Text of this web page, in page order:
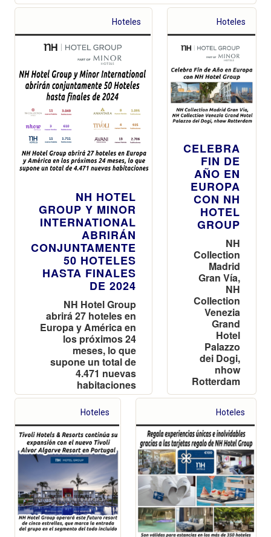
Hoteles
NH HOTEL
GROUP Y MINOR
INTERNATIONAL
ABRIRÁN
CONJUNTAMENTE
50 HOTELES
HASTA FINALES
DE 2024
NH Hotel Group
abrirá 27 hoteles en
Europa y América en
los próximos 24
meses, lo que
supone un total de
4.471 nuevas
habitaciones
Hoteles
CELEBRA
FIN DE
AÑO EN
EUROPA
CON NH
HOTEL
GROUP
NH
Collection
Madrid
Gran Vía,
NH
Collection
Venezia
Grand
Hotel
Palazzo
dei Dogi,
nhow
Rotterdam
Hoteles Hoteles